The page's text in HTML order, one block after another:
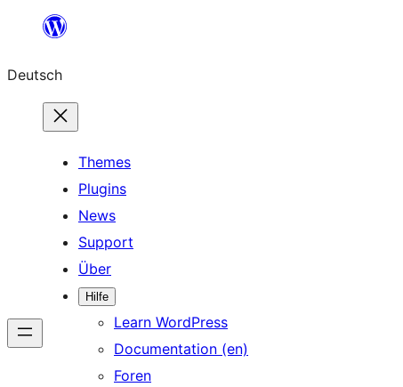
springen
Deutsch
Themes
Plugins
News
Support
Über
Hilfe
Learn WordPress
Documentation (en)
Foren